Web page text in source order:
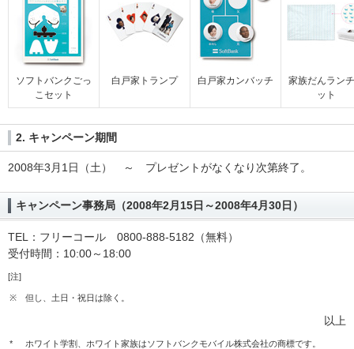
ソフトバンクごっ
こセット
白戸家トランプ 白戸家カンバッチ
家族だんラン
ット
2. キャンペーン期間
2008年3月1日（土） ～ プレゼントがなくなり次第終了。
キャンペーン事務局（2008年2月15日～2008年4月30日）
TEL：フリーコール 0800-888-5182（無料）
受付時間：10:00～18:00
[注]
※ 但し、土日・祝日は除く。
以上
*
ホワイト学割、ホワイト家族はソフトバンクモバイル株式会社の商標です。